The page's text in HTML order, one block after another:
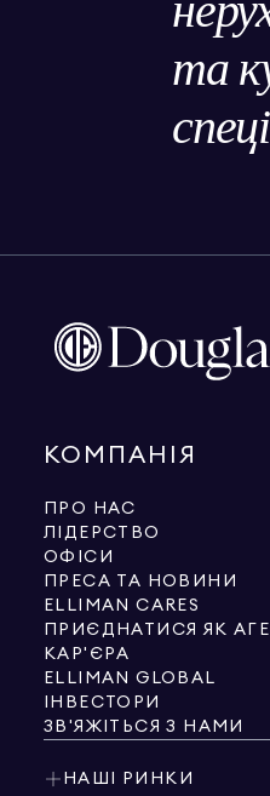
та
КОМПАНІЯ
ПРО НАС
ЛІДЕРСТВО
ОФІСИ
ПРЕСА ТА НОВИНИ
ELLIMAN CARES
ПРИЄДНАТИСЯ ЯК
КАР'ЄРА
ELLIMAN GLOBAL
ІНВЕСТОРИ
ЗВ'ЯЖІТЬСЯ З НАМИ
НАШІ РИНКИ